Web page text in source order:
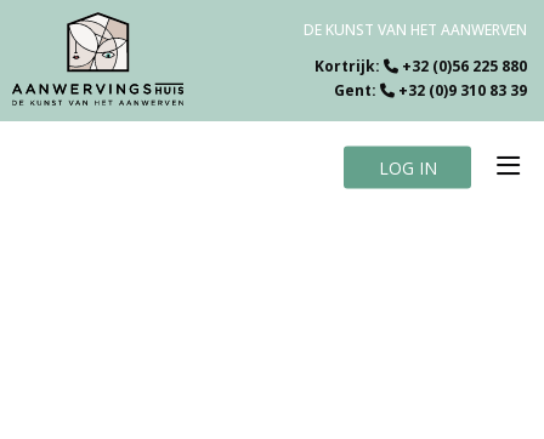
DE KUNST VAN HET AANWERVEN
Kortrijk:
+32 (0)56 225 880
Gent:
+32 (0)9 310 83 39
LOG IN